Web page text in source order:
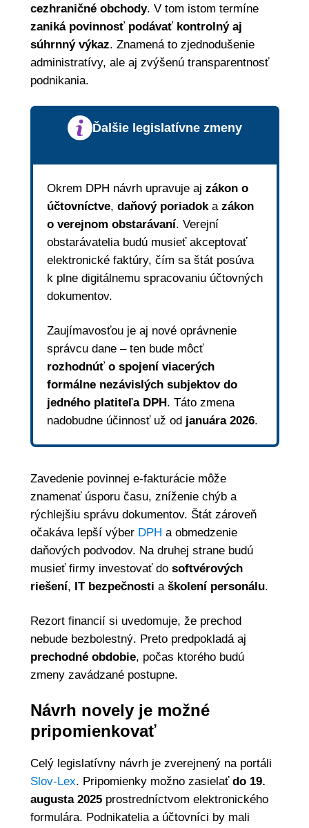
cezhraničné obchody. V tom istom termíne
zaniká povinnosť podávať kontrolný aj
súhrnný výkaz. Znamená to zjednodušenie
administratívy, ale aj zvýšenú transparentnosť
podnikania.
Ďalšie legislatívne zmeny
Okrem DPH návrh upravuje aj zákon o
účtovníctve, daňový poriadoka zákon
o verejnom obstarávaní. Verejní
obstarávatelia budú musieť akceptovať
elektronické faktúry, čím sa štát posúva
k plne digitálnemu spracovaniu účtovných
dokumentov.
Zaujímavosťou je aj nové oprávnenie
správcu dane – ten bude môcť
rozhodnúť o spojení viacerých
formálne nezávislých subjektov do
jedného platiteľa DPH. Táto zmena
nadobudne účinnosť už od januára 2026.
Zavedenie povinnej e-fakturácie môže
znamenať úsporu času, zníženie chýb a
rýchlejšiu správu dokumentov. Štát zároveň
očakáva lepší výber DPH a obmedzenie
daňových podvodov. Na druhej strane budú
musieť firmy investovať do softvérových
riešení, IT bezpečnosti a školení personálu.
Rezort financií si uvedomuje, že prechod
nebude bezbolestný. Preto predpokladá aj
prechodné obdobie, počas ktorého budú
zmeny zavádzané postupne.
Návrh novely je možné
pripomienkovať
Celý legislatívny návrh je zverejnený na portáli
Slov-Lex. Pripomienky možno zasielať do 19.
augusta 2025prostredníctvom elektronického
formulára. Podnikatelia a účtovníci by mali